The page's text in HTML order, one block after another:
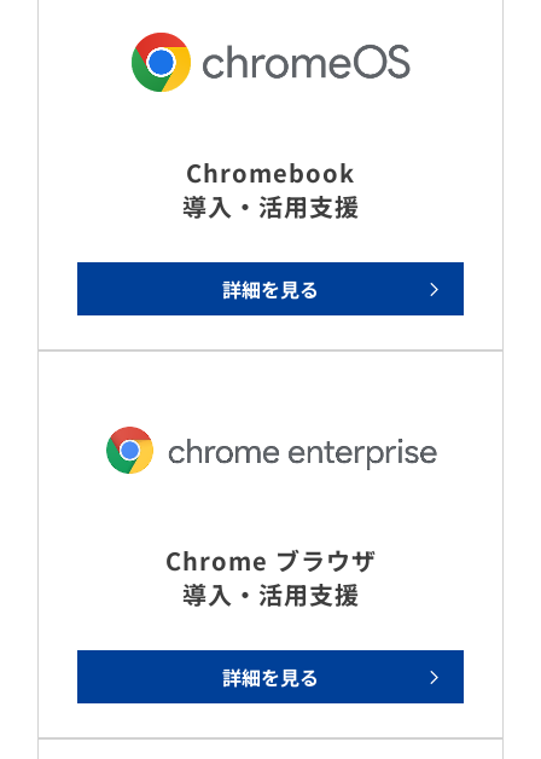
Chromebook
導入・活用支援
詳細を見る
Chrome ブラウザ
導入・活用支援
詳細を見る